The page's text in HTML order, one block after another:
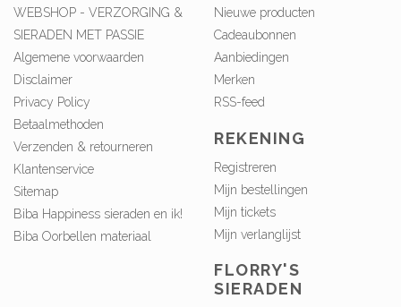
WEBSHOP - VERZORGING &
SIERADEN MET PASSIE
Algemene voorwaarden
Disclaimer
Privacy Policy
Betaalmethoden
Verzenden & retourneren
Klantenservice
Sitemap
Biba Happiness sieraden en ik!
Biba Oorbellen materiaal
Nieuwe producten
Cadeaubonnen
Aanbiedingen
Merken
RSS-feed
REKENING
Registreren
Mijn bestellingen
Mijn tickets
Mijn verlanglijst
FLORRY'S
SIERADEN